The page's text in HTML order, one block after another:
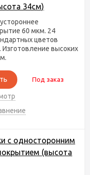
34см)
60 мкм. 24
цветов
Изготовление высоких
Под заказ
с односторонним
(высота